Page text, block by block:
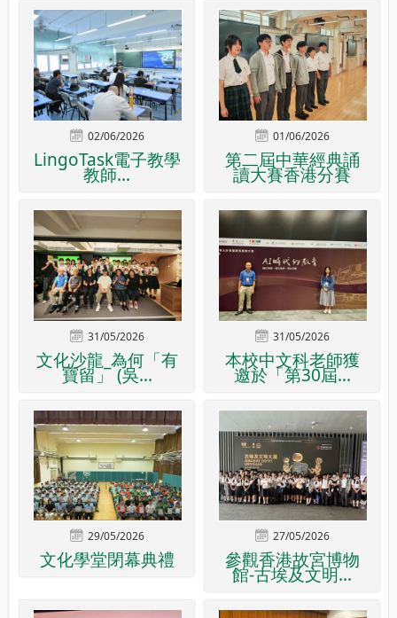
02/06/2026
LingoTask電子教學
教師...
01/06/2026
第二屆中華經典誦
讀大賽香港分賽
31/05/2026
文化沙龍_為何「有
寶留」 (吳...
31/05/2026
本校中文科老師獲
邀於「第30屆...
29/05/2026
文化學堂閉幕典禮
27/05/2026
參觀香港故宮博物
館-古埃及文明...